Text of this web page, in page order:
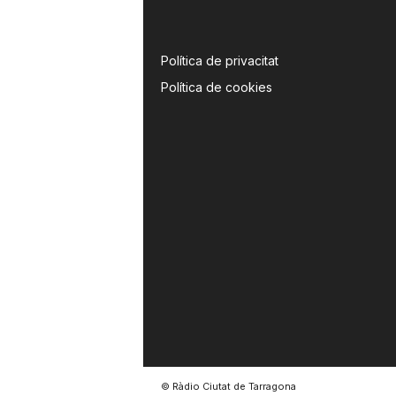
Política de privacitat
Política de cookies
© Ràdio Ciutat de Tarragona